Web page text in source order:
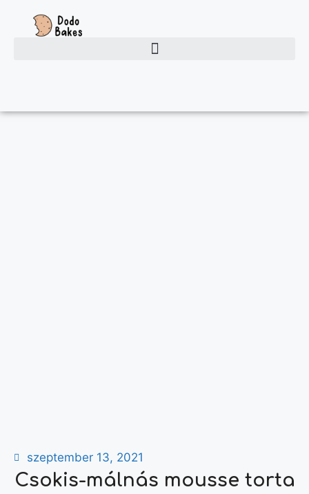
szeptember 13, 2021
Csokis-málnás mousse torta